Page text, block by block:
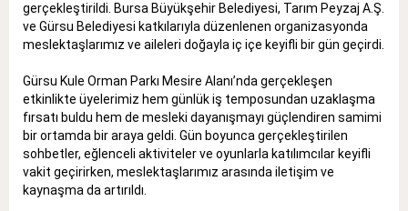
gerçekleştirildi. Bursa Büyükşehir Belediyesi, Tarım Peyzaj A.Ş.
ve Gürsu Belediyesi katkılarıyla düzenlenen organizasyonda
meslektaşlarımız ve aileleri doğayla iç içe keyifli bir gün geçirdi.
Gürsu Kule Orman Parkı Mesire Alanı’nda gerçekleşen
etkinlikte üyelerimiz hem günlük iş temposundan uzaklaşma
fırsatı buldu hem de mesleki dayanışmayı güçlendiren samimi
bir ortamda bir araya geldi. Gün boyunca gerçekleştirilen
sohbetler, eğlenceli aktiviteler ve oyunlarla katılımcılar keyifli
vakit geçirirken, meslektaşlarımız arasında iletişim ve
kaynaşma da artırıldı.